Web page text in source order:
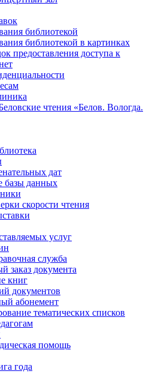
библиотекой
библиотекой в картинках
предоставления доступа к
чтения «Белов. Вологда.
дат
базы данных
скорости чтения
услуг
служба
заказ документа
книг
документов
абонемент
тематических списков
помощь
года